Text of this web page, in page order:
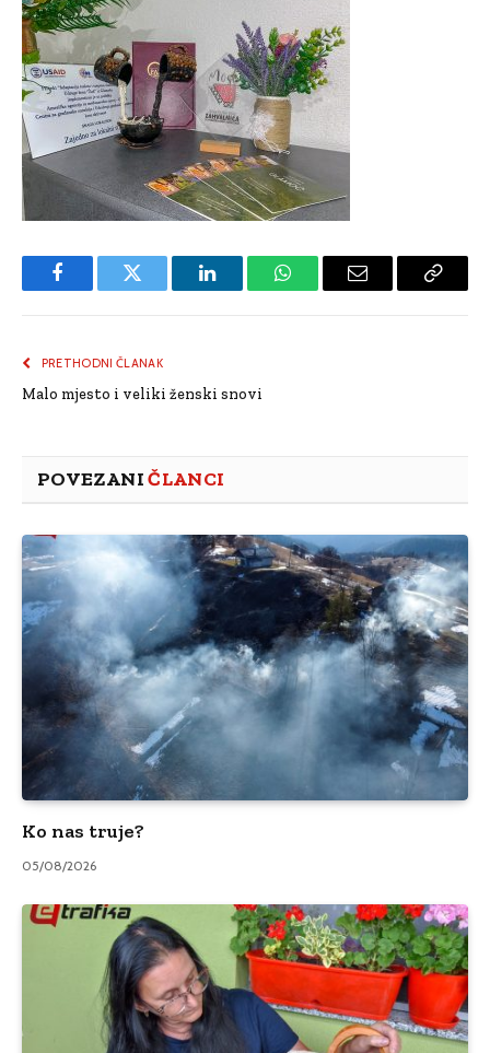
FacebookTwitter LinkedInWhatsAppEmail
Copy
PRETHODNI ČLANAK
Malo mjesto i veliki ženski snovi
POVEZANIČLANCI
Ko nas truje?
05/08/2026